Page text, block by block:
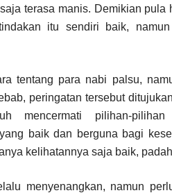
terasa manis. Demikian
itu sendiri baik,
tentang para nabi palsu,
peringatan tersebut
mencermati pilihan-
baik dan berguna bagi
kelihatannya saja baik,
menyenangkan, namun